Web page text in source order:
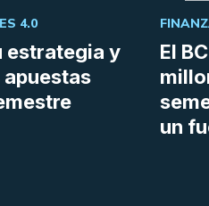
estrategia y
4.0
El
un